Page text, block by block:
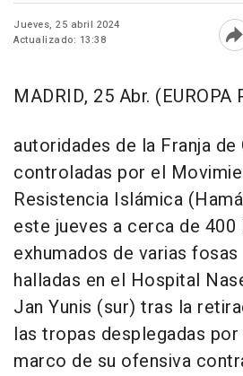
Jueves, 25 abril 2024
Actualizado: 13:38
MADRID, 25 Abr. (EUROPA
autoridades de la Franja de
controladas por el
Resistencia Islámica
este jueves a cerca de
exhumados de varias
halladas en el Hospital
Jan Yunis (sur) tras la
las tropas desplegadas
marco de su ofensiva